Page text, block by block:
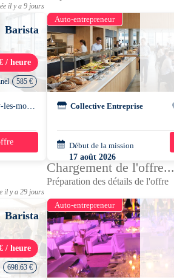
il y a 9 jours
Barista
/ heure
585 €
Auto-entrepreneur
Collective Entreprise
Début de la mission
17 août 2026
10h30 - 16h30
il y a 29 jours
Barista
/ heure
698.63 €
Chargement de l'offre...
Préparation des détails de l'offre
Auto-entrepreneur